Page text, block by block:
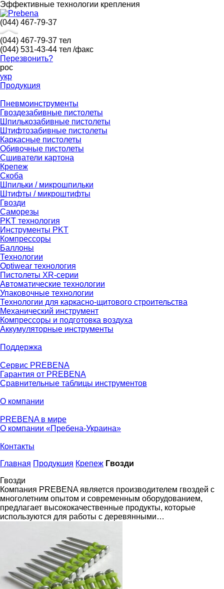
Эффективные технологии крепления
(044) 467-79-37
(044) 467-79-37 тел
(044) 531-43-44 тел /факс
Перезвонить?
рос
укр
Продукция
Пневмоинструменты
Гвоздезабивные пистолеты
Шпилькозабивные пистолеты
Штифтозабивные пистолеты
Каркасные пистолеты
Обивочные пистолеты
Сшиватели картона
Крепеж
Скоба
Шпильки / микрошпильки
Штифты / микроштифты
Гвозди
Саморезы
PKT технология
Инструменты PKT
Компрессоры
Баллоны
Технологии
Optiwear технология
Пистолеты XR-серии
Автоматические технологии
Упаковочные технологии
Технологии для каркасно-щитового строительства
Механический инструмент
Компрессоры и подготовка воздуха
Аккумуляторные инструменты
Поддержка
Сервис PREBENA
Гарантия от PREBENA
Сравнительные таблицы инструментов
О компании
PREBENA в мире
О компании «Пребена-Украина»
Контакты
Главная Продукция Крепеж Гвозди
Гвозди
Компания PREBENA является производителем гвоздей с
многолетним опытом и современным оборудованием,
предлагает высококачественные продукты, которые
используются для работы с деревянными…